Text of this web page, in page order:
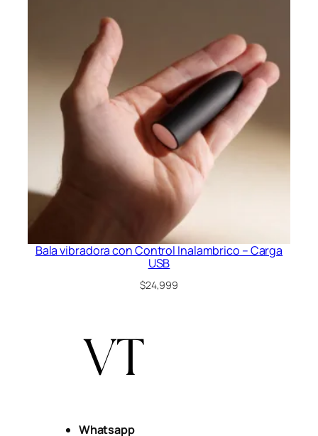
Bala vibradora con Control Inalambrico – Carga
USB
$24,999
Whatsapp